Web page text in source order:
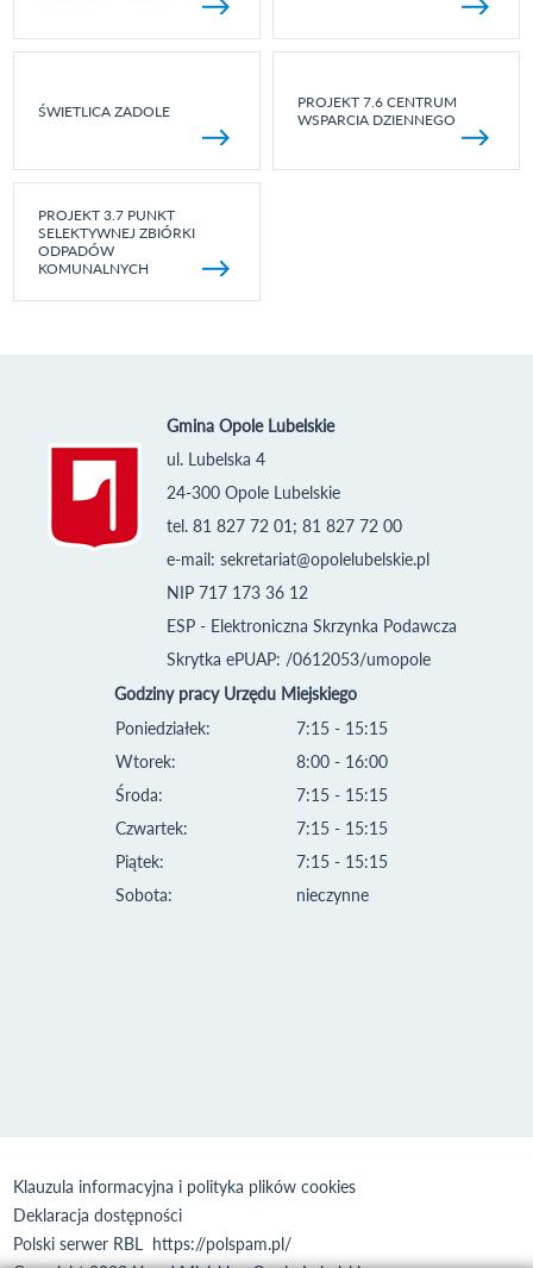
ŚWIETLICA ZADOLE
PROJEKT 7.6 CENTRUM
WSPARCIA DZIENNEGO
PROJEKT 3.7 PUNKT
SELEKTYWNEJ ZBIÓRKI
ODPADÓW
KOMUNALNYCH
Gmina Opole Lubelskie
ul. Lubelska 4
24-300 Opole Lubelskie
tel. 81 827 72 01; 81 827 72 00
e-mail: sekretariat@opolelubelskie.pl
NIP 717 173 36 12
ESP - Elektroniczna Skrzynka Podawcza
Skrytka ePUAP: /0612053/umopole
Godziny pracy Urzędu Miejskiego
Poniedziałek:
Wtorek:
Środa:
Czwartek:
Piątek:
Sobota:
7:15 - 15:15
8:00 - 16:00
7:15 - 15:15
7:15 - 15:15
7:15 - 15:15
nieczynne
Klauzula informacyjna i polityka plików cookies
Deklaracja dostępności
Polski serwer RBL https://polspam.pl/